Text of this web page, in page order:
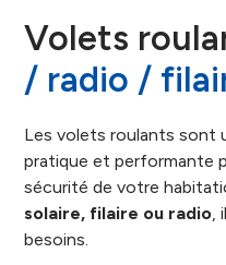
Volets
/ radio /
Les volets roulants sont
pratique et performante
sécurité de votre
solaire, filaire ou radio,
besoins.